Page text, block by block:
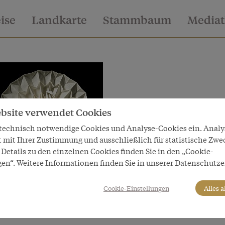
Landkarte Stammbaum
Serviette in Form eines Pfaus – gefaltet von Joan
verwendet Cookies
notwendige Cookies und Analyse-Cookies ein.
mit Ihrer Zustimmung und ausschließlich für statistische
zu den einzelnen Cookies finden Sie in den „Cookie-
Weitere Informationen finden Sie in unserer
Cookie-Einstellungen Alles